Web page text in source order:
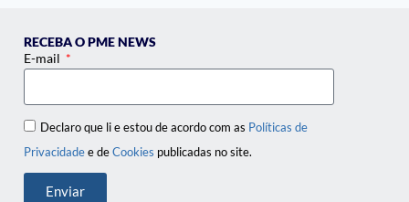
RECEBA O PME NEWS
E-mail
Declaro que li e estou de acordo com as Políticas de
Privacidadee deCookies publicadas no site.
Enviar